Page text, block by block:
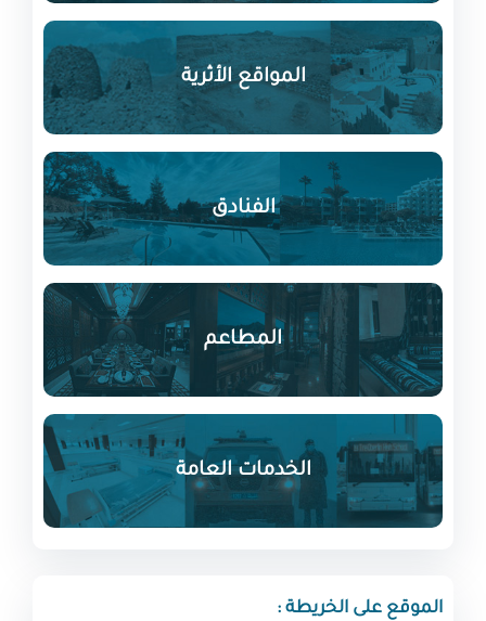
المواقع الأثرية
الفنادق
المطاعم
الخدمات العامة
الموقع على الخريطة :